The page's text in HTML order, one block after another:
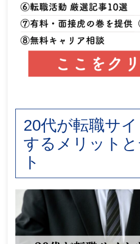
20代が転職サ
するメリット
ト